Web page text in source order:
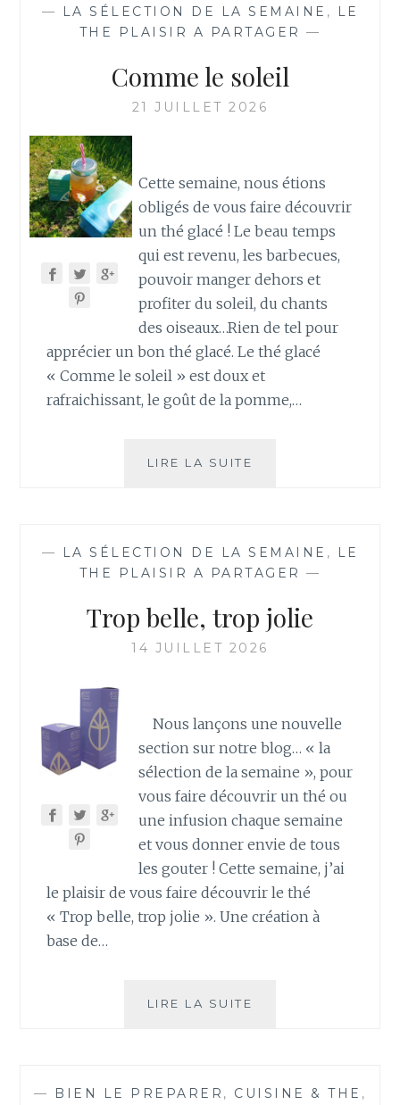
— LA SÉLECTION DE LA SEMAINE ,
LE
THE PLAISIR A PARTAGER —
Comme le soleil
21 JUILLET 2026
Cette semaine, nous étions
obligés de vous faire découvrir
un thé glacé ! Le beau temps
qui est revenu, les barbecues,
pouvoir manger dehors et
profiter du soleil, du chants
des oiseaux…Rien de tel pour
apprécier un bon thé glacé. Le thé glacé
« Comme le soleil » est doux et
rafraichissant, le goût de la pomme,…
LIRE LA SUITE
— LA SÉLECTION DE LA SEMAINE ,
LE
THE PLAISIR A PARTAGER —
Trop belle, trop jolie
14 JUILLET 2026
Nous lançons une nouvelle
section sur notre blog… « la
sélection de la semaine », pour
vous faire découvrir un thé ou
une infusion chaque semaine
et vous donner envie de tous
les gouter ! Cette semaine, j’ai
le plaisir de vous faire découvrir le thé
« Trop belle, trop jolie ». Une création à
base de…
LIRE LA SUITE
— BIEN LE PREPARER , CUISINE & THE ,